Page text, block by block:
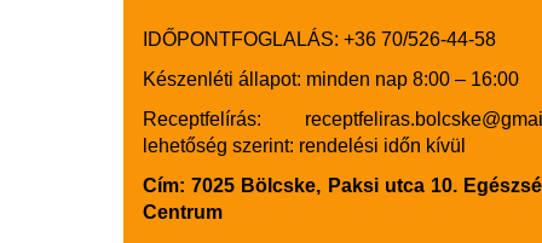
IDŐPONTFOGLALÁS: +36 70/526-44-58
Készenléti állapot: minden nap 8:00 – 16:00
Receptfelírás:
lehetőség szerint: rendelési időn kívül
Cím:7025 Bölcske, Paksi utca 10.
Centrum